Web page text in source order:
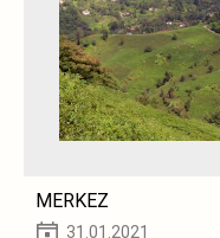
MERKEZ
31.01.2021